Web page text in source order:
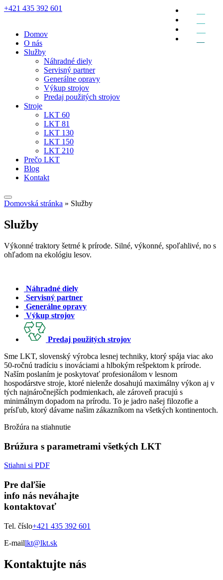
+421 435 392 601
Domov
O nás
Služby
Náhradné diely
Servisný partner
Generálne opravy
Výkup strojov
Predaj použitých strojov
Stroje
LKT 60
LKT 81
LKT 130
LKT 150
LKT 210
Prečo LKT
Blog
Kontakt
Domovská stránka » Služby
Služby
Výkonné traktory šetrné k prírode. Silné, výkonné, spoľahlivé, no s
ohľadom na ekológiu lesov.
Náhradné diely
Servisný partner
Generálne opravy
Výkup strojov
Predaj použitých strojov
Sme LKT, slovenský výrobca lesnej techniky, ktorý spája viac ako
50-ročnú tradíciu s inováciami a hlbokým rešpektom k prírode.
Naším poslaním je poskytovať profesionálom v lesnom
hospodárstve stroje, ktoré nielenže dosahujú maximálny výkon aj v
tých najnáročnejších podmienkach, ale zároveň pracujú s
minimálnym dopadom na prírodu. To je jadro našej filozofie a
prísľub, ktorý dávame našim zákazníkom na všetkých kontinentoch.
Brožúra na stiahnutie
Brúžura s parametrami všetkých LKT
Stiahni si PDF
Pre daľšie
info nás neváhajte
kontaktovať
Tel. číslo+421 435 392 601
E-maillkt@lkt.sk
Kontaktujte nás